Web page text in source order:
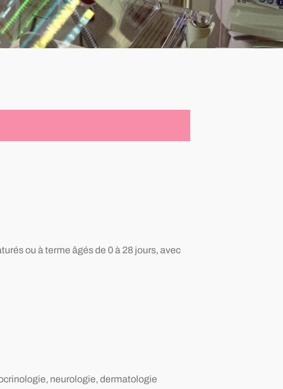
ou à terme âgés de 0 à 28 jours, avec
neurologie, dermatologie